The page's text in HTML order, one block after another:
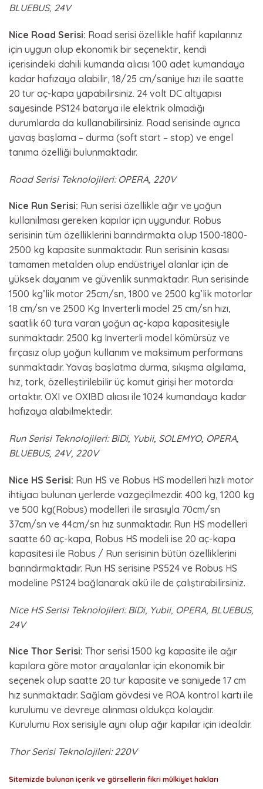
BLUEBUS, 24V
Nice Road Serisi: Road serisi özellikle hafif kapılarınız
için uygun olup ekonomik bir seçenektir, kendi
içerisindeki dahili kumanda alıcısı 100 adet kumandaya
kadar hafızaya alabilir, 18/25 cm/saniye hızı ile saatte
20 tur aç-kapa yapabilirsiniz. 24 volt DC altyapısı
sayesinde PS124 batarya ile elektrik olmadığı
durumlarda da kullanabilirsiniz. Road serisinde ayrıca
yavaş başlama – durma (soft start – stop) ve engel
tanıma özelliği bulunmaktadır.
Road Serisi Teknolojileri: OPERA, 220V
Nice Run Serisi: Run serisi özellikle ağır ve yoğun
kullanılması gereken kapılar için uygundur. Robus
serisinin tüm özelliklerini barındırmakta olup 1500-1800-
2500 kg kapasite sunmaktadır. Run serisinin kasası
tamamen metalden olup endüstriyel alanlar için de
yüksek dayanım ve güvenlik sunmaktadır. Run serisinde
1500 kg’lik motor 25cm/sn, 1800 ve 2500 kg’lik motorlar
18 cm/sn ve 2500 Kg Inverterli model 25 cm/sn hızı,
saatlik 60 tura varan yoğun aç-kapa kapasitesiyle
sunmaktadır. 2500 kg Inverterli model kömürsüz ve
fırçasız olup yoğun kullanım ve maksimum performans
sunmaktadır. Yavaş başlatma durma, sıkışma algılama,
hız, tork, özelleştirilebilir üç komut girişi her motorda
ortaktır. OXI ve OXIBD alıcısı ile 1024 kumandaya kadar
hafızaya alabilmektedir.
Run Serisi Teknolojileri: BiDi, Yubii, SOLEMYO, OPERA,
BLUEBUS, 24V, 220V
Nice HS Serisi: Run HS ve Robus HS modelleri hızlı motor
ihtiyacı bulunan yerlerde vazgeçilmezdir. 400 kg, 1200 kg
ve 500 kg(Robus) modelleri ile sırasıyla 70cm/sn
37cm/sn ve 44cm/sn hız sunmaktadır. Run HS modelleri
saatte 60 aç-kapa, Robus HS modeli ise 20 aç-kapa
kapasitesi ile Robus / Run serisinin bütün özelliklerini
barındırmaktadır. Run HS serisine PS524 ve Robus HS
modeline PS124 bağlanarak akü ile de çalıştırabilirsiniz.
Nice HS Serisi Teknolojileri: BiDi, Yubii, OPERA, BLUEBUS,
24V
Nice Thor Serisi: Thor serisi 1500 kg kapasite ile ağır
kapılara göre motor arayalanlar için ekonomik bir
seçenek olup saatte 20 tur kapasite ve saniyede 17 cm
hız sunmaktadır. Sağlam gövdesi ve ROA kontrol kartı ile
kurulumu ve devreye alınması oldukça kolaydır.
Kurulumu Rox serisiyle aynı olup ağır kapılar için idealdir.
Thor Serisi Teknolojileri: 220V
Sitemizde bulunan içerik ve görsellerin fikri mülkiyet hakları